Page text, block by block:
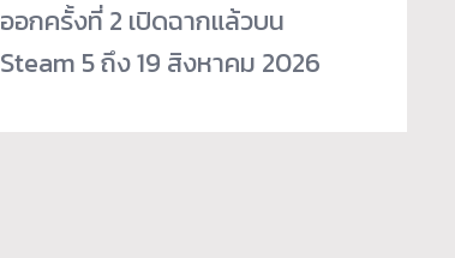
ออกครั้งที่ 2 เปิดฉากแล้วบน
Steam 5 ถึง 19 สิงหาคม 2026